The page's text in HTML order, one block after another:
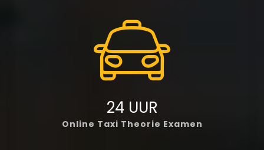
24 UUR
Online Taxi Theorie Examen